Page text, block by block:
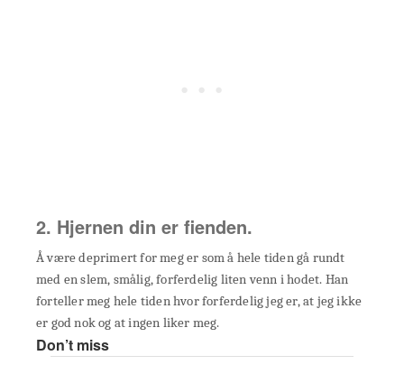
2. Hjernen din er fienden.
Å være deprimert for meg er som å hele tiden gå rundt
med en slem, smålig, forferdelig liten venn i hodet. Han
forteller meg hele tiden hvor forferdelig jeg er, at jeg ikke
er god nok og at ingen liker meg.
Don’t miss